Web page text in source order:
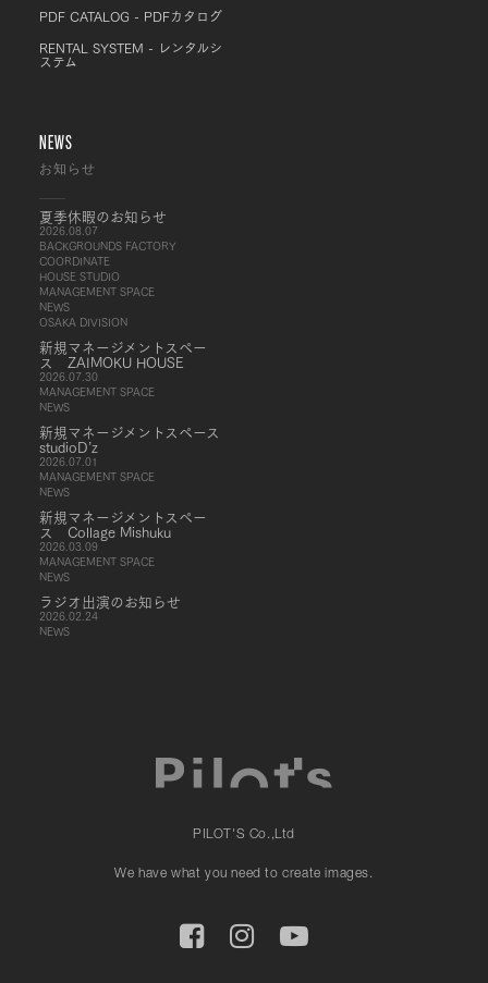
PDF CATALOG - PDFカタログ
RENTAL SYSTEM - レンタルシ
ステム
NEWS
お知らせ
夏季休暇のお知らせ
2026.08.07
BACKGROUNDS FACTORY
COORDINATE
HOUSE STUDIO
MANAGEMENT SPACE
NEWS
OSAKA DIVISION
新規マネージメントスペー
ス ZAIMOKU HOUSE
2026.07.30
MANAGEMENT SPACE
NEWS
新規マネージメントスペース
studioD’z
2026.07.01
MANAGEMENT SPACE
NEWS
新規マネージメントスペー
ス Collage Mishuku
2026.03.09
MANAGEMENT SPACE
NEWS
ラジオ出演のお知らせ
2026.02.24
NEWS
PILOT'S Co.,Ltd
We have what you need to create images.